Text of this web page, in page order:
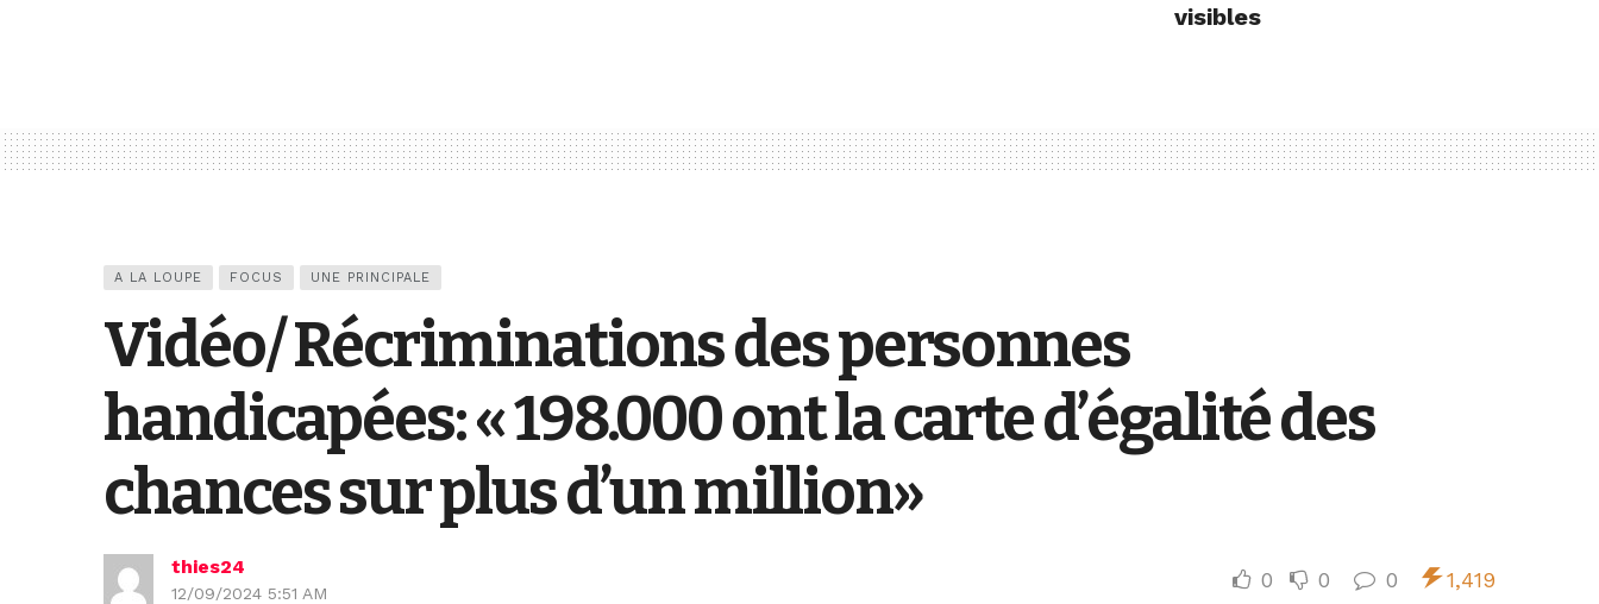
visibles
A LA LOUPE FOCUS UNE PRINCIPALE
Vidéo/ Récriminations des personnes
handicapées: « 198.000 ont la carte d’égalité des
chances sur plus d’un million»
thies24
12/09/2024 5:51 AM
0 0 0 1,419